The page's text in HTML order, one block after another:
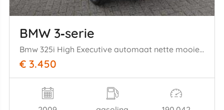
BMW 3‑serie
Bmw 325i High Executive automaat nette mooie auto!
€ 3.450